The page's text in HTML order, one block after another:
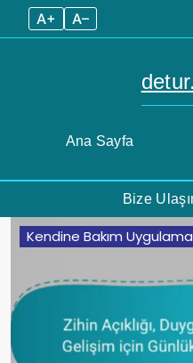
A+ A–
Ana Sayfa
Bize
Skip
Kendine Bakım